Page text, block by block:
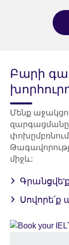
Բարի
Մենք
միջև:
Սովորե՛ք